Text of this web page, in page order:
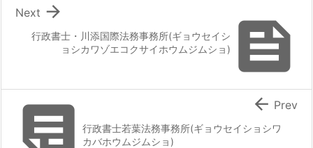

行政書士・川添国際法務事務所(ギョウセイシ
ョシカワゾエコクサイホウムジムショ)

Next
行政書士若葉法務事務所(ギョウセイショシワ
カバホウムジムショ)
 Prev